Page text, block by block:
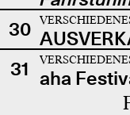
30
31 aha